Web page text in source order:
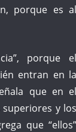
porque es al
porque el
entran en la
que en el
y los
que “ellos”